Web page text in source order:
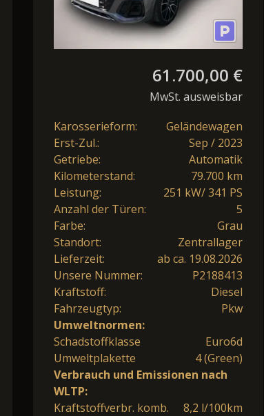
61.700,00 €
MwSt. ausweisbar
Karosserieform:
Geländewagen
Erst-Zul.:
Sep / 2023
Getriebe:
Automatik
Kilometerstand:
79.700 km
Leistung:
251 kW/ 341 PS
Anzahl der Türen:
5
Farbe:
Grau
Standort:
Zentrallager
Lieferzeit:
ab ca. 19.08.2026
Unsere Nummer:
P2188413
Kraftstoff:
Diesel
Fahrzeugtyp:
Pkw
Umweltnormen:
Schadstoffklasse
Euro6d
Umweltplakette
4 (Green)
Verbrauch und Emissionen nach
WLTP:
Kraftstoffverbr. komb.
8,2 l/100km